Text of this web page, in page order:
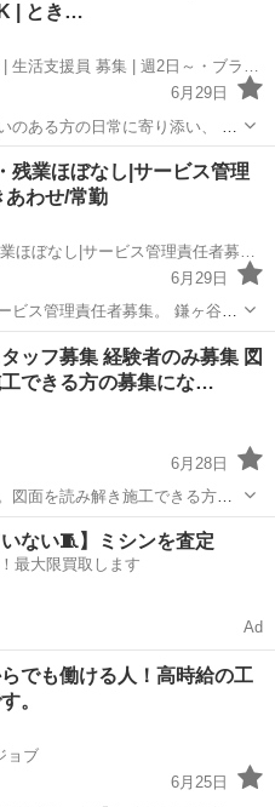
| とき…
無資格・未経験OK | 生活支援員 募集 | 週2日～・ブランクOK | ときあわせ/パート
6月29日
ある方の日常に寄り添い、 笑
ら福祉の仕事に挑戦したい方も
業務
残業ほぼなし|サービス管理
あわせ/常勤
6月29日
ビス管理責任者募集。 鎌ヶ谷市
所です。 子育てとの両立やブラ
う支援を実践できる環境です。
務
ッフ募集 経験者のみ募集 図
できる方の募集にな…
6月28日
図面を読み解き施工できる方の
す └仕事中は真剣！休憩中はリ
未経験
いない🧵】ミシンを査定
最大限買取します
Ad
らでも働ける人！高時給の工
。
ョブ
6月25日